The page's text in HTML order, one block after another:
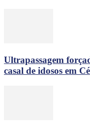
Ultrapassagem
casal de idosos em